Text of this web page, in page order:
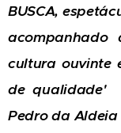
BUSCA,
acompanhado
cultura ouvinte
de qualidade'
Pedro da Aldeia